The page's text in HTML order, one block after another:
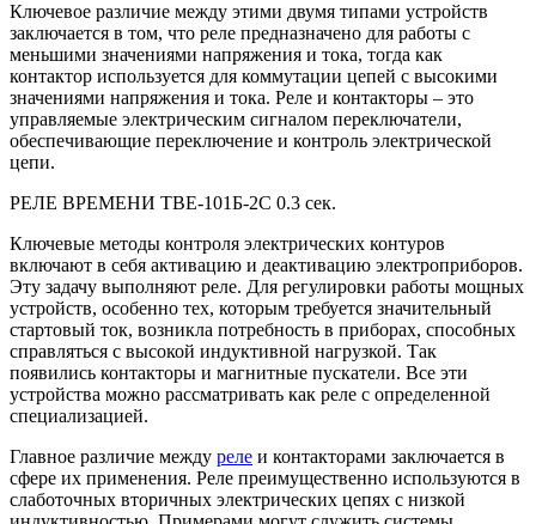
Ключевое различие между этими двумя типами устройств
заключается в том, что реле предназначено для работы с
меньшими значениями напряжения и тока, тогда как
контактор используется для коммутации цепей с высокими
значениями напряжения и тока. Реле и контакторы – это
управляемые электрическим сигналом переключатели,
обеспечивающие переключение и контроль электрической
цепи.
РЕЛЕ ВРЕМЕНИ ТВЕ-101Б-2С 0.3 сек.
Ключевые методы контроля электрических контуров
включают в себя активацию и деактивацию электроприборов.
Эту задачу выполняют реле. Для регулировки работы мощных
устройств, особенно тех, которым требуется значительный
стартовый ток, возникла потребность в приборах, способных
справляться с высокой индуктивной нагрузкой. Так
появились контакторы и магнитные пускатели. Все эти
устройства можно рассматривать как реле с определенной
специализацией.
Главное различие между реле и контакторами заключается в
сфере их применения. Реле преимущественно используются в
слаботочных вторичных электрических цепях с низкой